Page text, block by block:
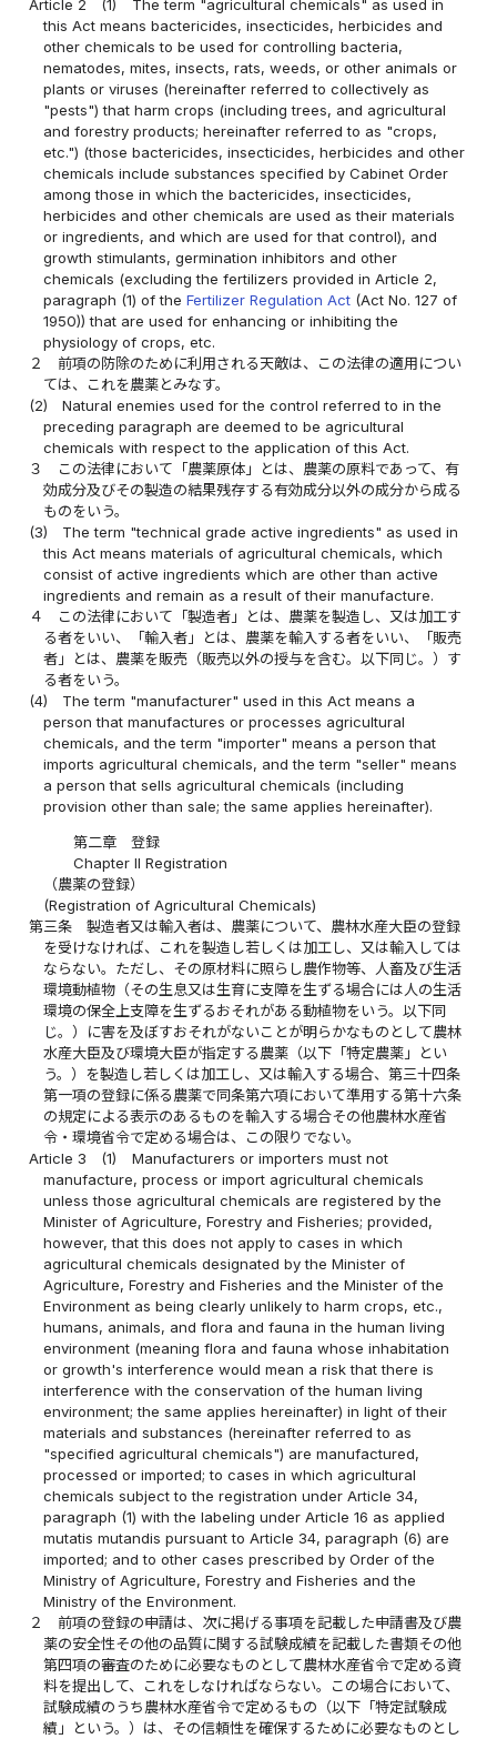
Article 2
(1)
The term "agricultural chemicals" as used in
this Act means bactericides, insecticides, herbicides and
other chemicals to be used for controlling bacteria,
nematodes, mites, insects, rats, weeds, or other animals or
plants or viruses (hereinafter referred to collectively as
"pests") that harm crops (including trees, and agricultural
and forestry products; hereinafter referred to as "crops,
etc.") (those bactericides, insecticides, herbicides and other
chemicals include substances specified by Cabinet Order
among those in which the bactericides, insecticides,
herbicides and other chemicals are used as their materials
or ingredients, and which are used for that control), and
growth stimulants, germination inhibitors and other
chemicals (excluding the fertilizers provided in Article 2,
paragraph (1) of theFertilizer Regulation Act (Act No. 127 of
1950)) that are used for enhancing or inhibiting the
physiology of crops, etc.
２
前項の防除のために利用される天敵は、この法律の適用につい
ては、これを農薬とみなす。
(2)
Natural enemies used for the control referred to in the
preceding paragraph are deemed to be agricultural
chemicals with respect to the application of this Act.
３
この法律において「農薬原体」とは、農薬の原料であって、有
効成分及びその製造の結果残存する有効成分以外の成分から成る
ものをいう。
(3)
The term "technical grade active ingredients" as used in
this Act means materials of agricultural chemicals, which
consist of active ingredients which are other than active
ingredients and remain as a result of their manufacture.
４
この法律において「製造者」とは、農薬を製造し、又は加工す
る者をいい、「輸入者」とは、農薬を輸入する者をいい、「販売
者」とは、農薬を販売（販売以外の授与を含む。以下同じ。）す
る者をいう。
(4)
The term "manufacturer" used in this Act means a
person that manufactures or processes agricultural
chemicals, and the term "importer" means a person that
imports agricultural chemicals, and the term "seller" means
a person that sells agricultural chemicals (including
provision other than sale; the same applies hereinafter).
第二章 登録
Chapter II Registration
（農薬の登録）
(Registration of Agricultural Chemicals)
第三条
製造者又は輸入者は、農薬について、農林水産大臣の登録
を受けなければ、これを製造し若しくは加工し、又は輸入しては
ならない。ただし、その原材料に照らし農作物等、人畜及び生活
環境動植物（その生息又は生育に支障を生ずる場合には人の生活
環境の保全上支障を生ずるおそれがある動植物をいう。以下同
じ。）に害を及ぼすおそれがないことが明らかなものとして農林
水産大臣及び環境大臣が指定する農薬（以下「特定農薬」とい
う。）を製造し若しくは加工し、又は輸入する場合、第三十四条
第一項の登録に係る農薬で同条第六項において準用する第十六条
の規定による表示のあるものを輸入する場合その他農林水産省
令・環境省令で定める場合は、この限りでない。
Article 3
(1)
Manufacturers or importers must not
manufacture, process or import agricultural chemicals
unless those agricultural chemicals are registered by the
Minister of Agriculture, Forestry and Fisheries; provided,
however, that this does not apply to cases in which
agricultural chemicals designated by the Minister of
Agriculture, Forestry and Fisheries and the Minister of the
Environment as being clearly unlikely to harm crops, etc.,
humans, animals, and flora and fauna in the human living
environment (meaning flora and fauna whose inhabitation
or growth's interference would mean a risk that there is
interference with the conservation of the human living
environment; the same applies hereinafter) in light of their
materials and substances (hereinafter referred to as
"specified agricultural chemicals") are manufactured,
processed or imported; to cases in which agricultural
chemicals subject to the registration under Article 34,
paragraph (1) with the labeling under Article 16 as applied
mutatis mutandis pursuant to Article 34, paragraph (6) are
imported; and to other cases prescribed by Order of the
Ministry of Agriculture, Forestry and Fisheries and the
Ministry of the Environment.
２
前項の登録の申請は、次に掲げる事項を記載した申請書及び農
薬の安全性その他の品質に関する試験成績を記載した書類その他
第四項の審査のために必要なものとして農林水産省令で定める資
料を提出して、これをしなければならない。この場合において、
試験成績のうち農林水産省令で定めるもの（以下「特定試験成
績」という。）は、その信頼性を確保するために必要なものとし